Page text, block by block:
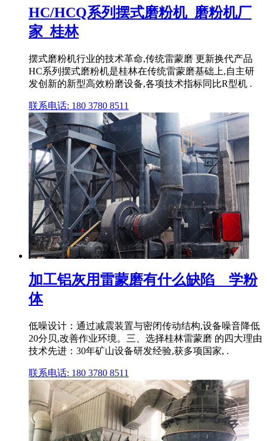
HC/HCQ系列摆式磨粉机_磨粉机厂
家_桂林
摆式磨粉机行业的技术革命,传统雷蒙磨 更新换代产品
HC系列摆式磨粉机是桂林在传统雷蒙磨基础上,自主研
发创新的新型高效粉磨设备,各项技术指标同比R型机 .
联系电话: 180 3780 8511
加工铝灰用雷蒙磨有什么缺陷 _ 学粉
体
低噪设计：通过减震装置与密闭传动结构,设备噪音降低
20分贝,改善作业环境。三、选择桂林雷蒙磨 的四大理由
技术先进：30年矿山设备研发经验,获多项国家, .
联系电话: 180 3780 8511